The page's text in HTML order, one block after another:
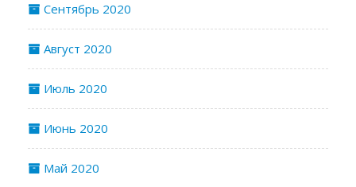
Сентябрь 2020
Август 2020
Июль 2020
Июнь 2020
Май 2020